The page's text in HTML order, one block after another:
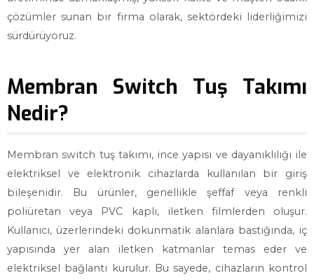
çözümler sunan bir firma olarak, sektördeki liderliğimizi
sürdürüyoruz.
Membran Switch Tuş Takımı
Nedir?
Membran switch tuş takımı, ince yapısı ve dayanıklılığı ile
elektriksel ve elektronik cihazlarda kullanılan bir giriş
bileşenidir. Bu ürünler, genellikle şeffaf veya renkli
poliüretan veya PVC kaplı, iletken filmlerden oluşur.
Kullanıcı, üzerlerindeki dokunmatik alanlara bastığında, iç
yapısında yer alan iletken katmanlar temas eder ve
elektriksel bağlantı kurulur. Bu sayede, cihazların kontrol